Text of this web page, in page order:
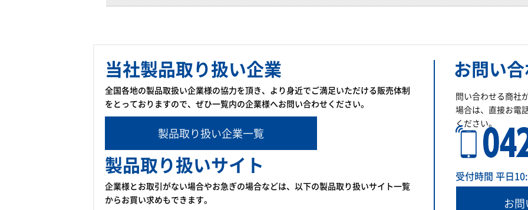
当社製品取り扱い企業
全国各地の製品取扱い企業様の協力を頂き、より身近でご満足いただける販売体制
をとっておりますので、ぜひ一覧内の企業様へお問い合わせください。
製品取り扱い企業一覧
製品取り扱いサイト
企業様とお取引がない場合やお急ぎの場合などは、以下の製品取り扱いサイト一覧
からお買い求めもできます。
お問い
問い合わせる商社
場合は、直接お電
ください。
受付時間 平日
お